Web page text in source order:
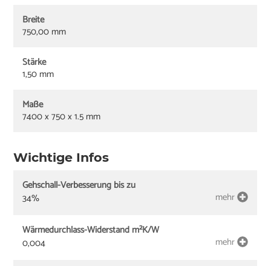
Breite
750,00 mm
Stärke
1,50 mm
Maße
7400 x 750 x 1.5 mm
Wichtige Infos
Gehschall-Verbesserung bis zu
34%
mehr
Wärmedurchlass-Widerstand m²K/W
0,004
mehr